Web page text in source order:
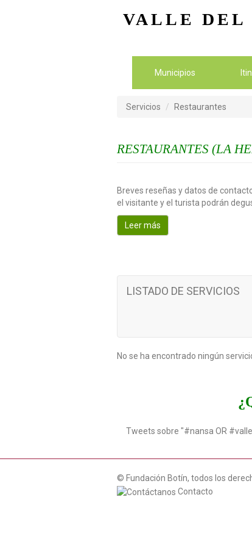
VALLE DEL
Municipios
Servicios Restaurantes
RESTAURANTES (LA
Breves reseñas y datos de
el visitante y el turista podrán
Leer más
LISTADO DE SERVICIOS
No se ha encontrado ningún
Tweets sobre "#nansa OR
© Fundación Botín, todos los
Contacto